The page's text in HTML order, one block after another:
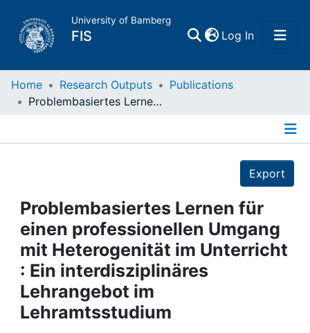
University of Bamberg
FIS Log In(current)
Home
Projects
People
Institutions
Awards
Home Research Outputs
Publications
Problembasiertes Lernen für einen professionellen Umgang mit Heterogenität im Unterricht : Ein interdisziplinäres Lehrangebot im Lehramtsstudium
Export
Problembasiertes Lernen für
einen professionellen Umgang
mit Heterogenität im Unterricht
: Ein interdisziplinäres
Lehrangebot im
Lehramtsstudium